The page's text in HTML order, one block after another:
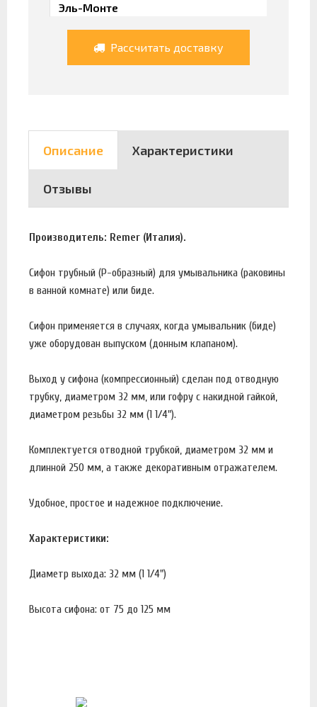
Рассчитать доставку
Описание Характеристики
Отзывы
Производитель: Remer (Италия).
Сифон трубный (Р-образный) для умывальника (раковины
в ванной комнате) или биде.
Сифон применяется в случаях, когда умывальник (биде)
уже оборудован выпуском (донным клапаном).
Выход у сифона (компрессионный) сделан под отводную
трубку, диаметром 32 мм, или гофру с накидной гайкой,
диаметром резьбы 32 мм (1 1/4").
Комплектуется отводной трубкой, диаметром 32 мм и
длинной 250 мм, а также декоративным отражателем.
Удобное, простое и надежное подключение.
Характеристики:
Диаметр выхода: 32 мм (1 1/4")
Высота сифона: от 75 до 125 мм